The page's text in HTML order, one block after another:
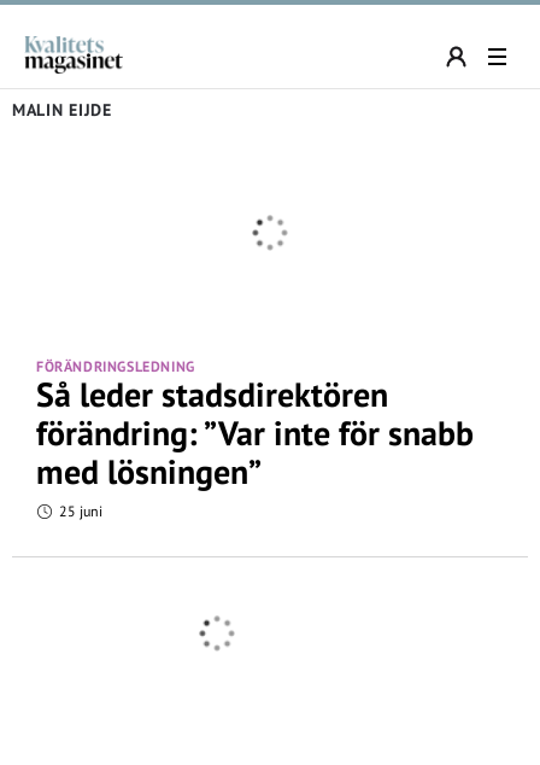
MALIN EIJDE
FÖRÄNDRINGSLEDNING
Så leder stadsdirektören
förändring: ”Var inte för snabb
med lösningen”
25 juni